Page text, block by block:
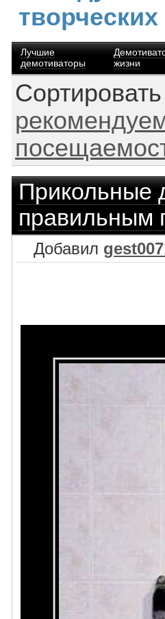
Лучшие
демотиваторы
жизни
Прикольные
правильным
Добавил